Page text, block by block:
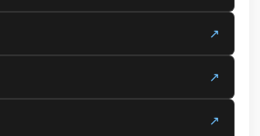
↗
↗
↗